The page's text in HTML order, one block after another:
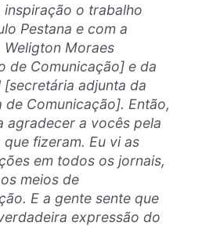
inspiração o trabalho
Pestana e com a
Weligton Moraes
de Comunicação] e da
[secretária adjunta da
de Comunicação]. Então,
agradecer a vocês pela
fizeram. Eu vi as
em todos os jornais,
meios de
E a gente sente que
expressão do